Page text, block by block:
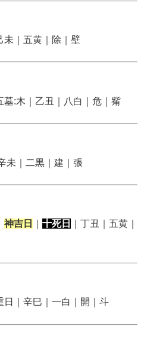
未｜五黄｜除｜壁
墓:木｜乙丑｜八白｜危｜觜
未｜二黒｜建｜張
神吉日 十死日
｜丁丑｜五黄｜
日｜辛巳｜一白｜開｜斗